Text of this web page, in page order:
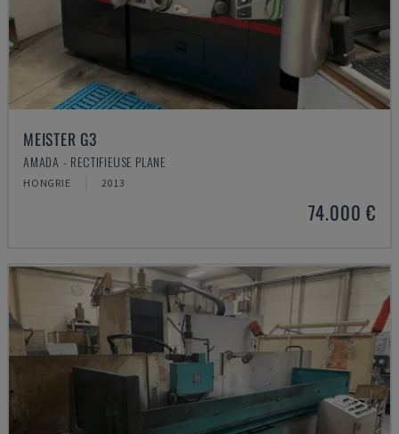
MEISTER G3
AMADA - RECTIFIEUSE PLANE
HONGRIE 2013
74.000 €